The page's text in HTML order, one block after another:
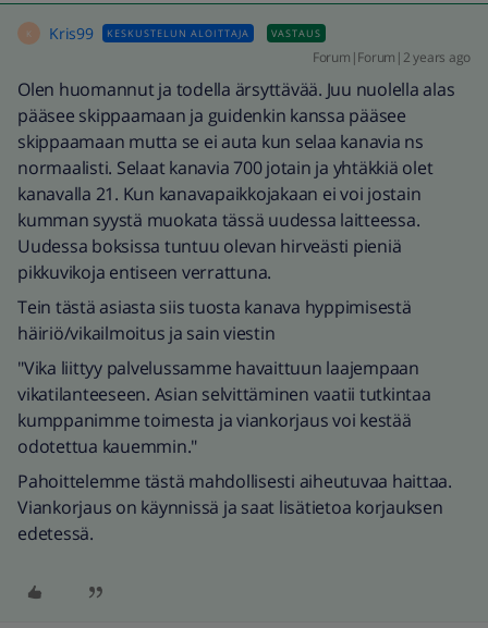
K Kris99 KESKUSTELUN ALOITTAJA VASTAUS
Forum|Forum|2 years ago
Olen huomannut ja todella ärsyttävää. Juu nuolella alas
pääsee skippaamaan ja guidenkin kanssa pääsee
skippaamaan mutta se ei auta kun selaa kanavia ns
normaalisti. Selaat kanavia 700 jotain ja yhtäkkiä olet
kanavalla 21. Kun kanavapaikkojakaan ei voi jostain
kumman syystä muokata tässä uudessa laitteessa.
Uudessa boksissa tuntuu olevan hirveästi pieniä
pikkuvikoja entiseen verrattuna.
Tein tästä asiasta siis tuosta kanava hyppimisestä
häiriö/vikailmoitus ja sain viestin
"Vika liittyy palvelussamme havaittuun laajempaan
vikatilanteeseen. Asian selvittäminen vaatii tutkintaa
kumppanimme toimesta ja viankorjaus voi kestää
odotettua kauemmin."
Pahoittelemme tästä mahdollisesti aiheutuvaa haittaa.
Viankorjaus on käynnissä ja saat lisätietoa korjauksen
edetessä.